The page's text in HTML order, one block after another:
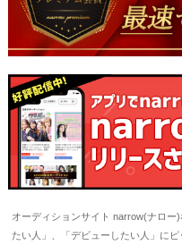
オーディションサイト narrow(ナロー
たい人」、「デビューしたい人」にピ